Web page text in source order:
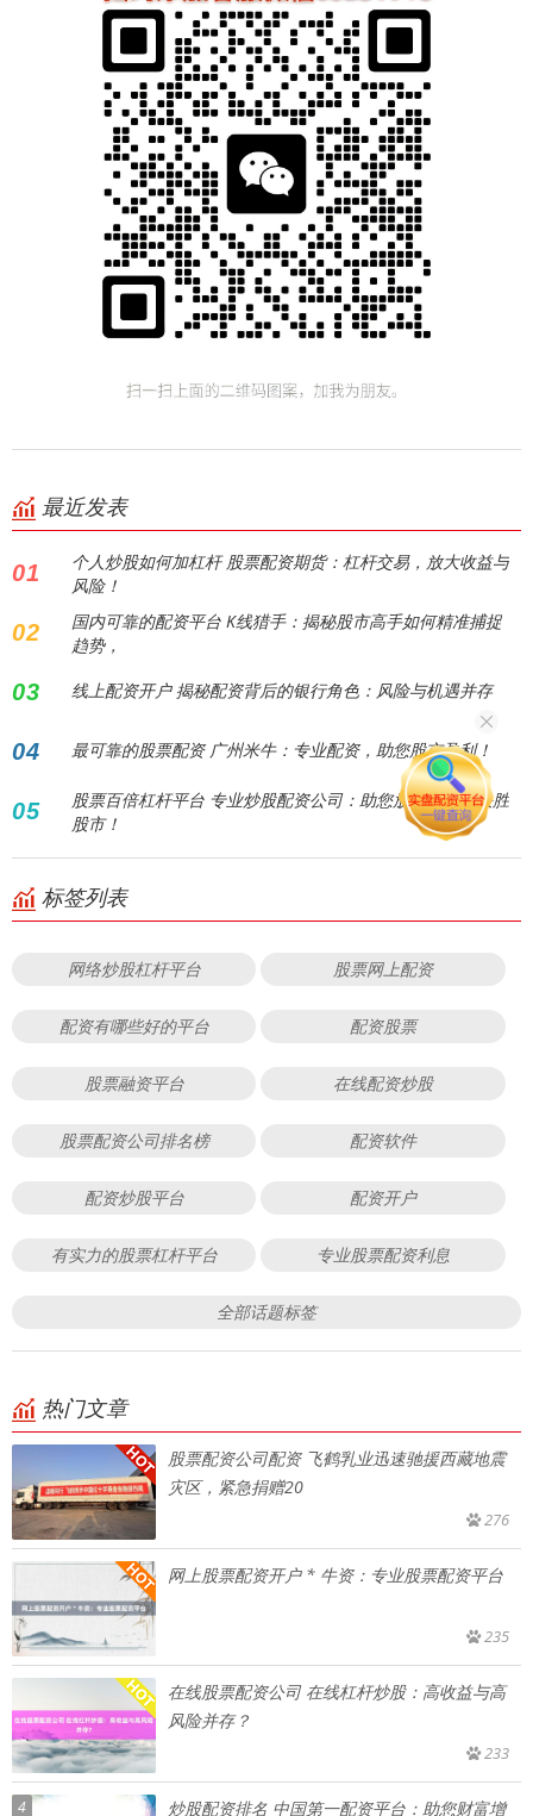
最近发表
01
个人炒股如何加杠杆 股票配资期货：杠杆交易，放大收益与
风险！
02
国内可靠的配资平台 K线猎手：揭秘股市高手如何精准捕捉
趋势，
03 线上配资开户 揭秘配资背后的银行角色：风险与机遇并存
04 最可靠的股票配资 广州米牛：专业配资，助您股市盈利！
05
股票百倍杠杆平台 专业炒股配资公司：助您放大收益，决胜
股市！
标签列表
网络炒股杠杆平台 股票网上配资
配资有哪些好的平台 配资股票
股票融资平台 在线配资炒股
股票配资公司排名榜 配资软件
配资炒股平台 配资开户
有实力的股票杠杆平台 专业股票配资利息
全部话题标签
热门文章
股票配资公司配资 飞鹤乳业迅速驰援西藏地震
灾区，紧急捐赠20
276
网上股票配资开户 * 牛资：专业股票配资平台
235
在线股票配资公司 在线杠杆炒股：高收益与高
风险并存？
233
4 炒股配资排名 中国第一配资平台：助您财富增